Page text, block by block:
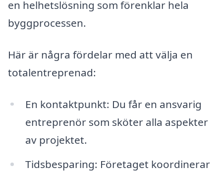
en helhetslösning som förenklar hela
byggprocessen.
Här är några fördelar med att välja en
totalentreprenad:
En kontaktpunkt: Du får en ansvarig
entreprenör som sköter alla aspekter
av projektet.
Tidsbesparing: Företaget koordinerar